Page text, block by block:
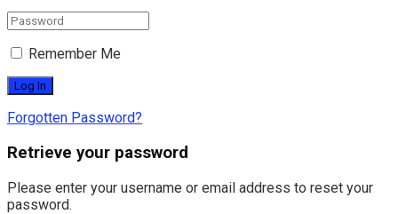
Remember Me
Forgotten Password?
Retrieve your password
Please enter your username or email address to reset your
password.